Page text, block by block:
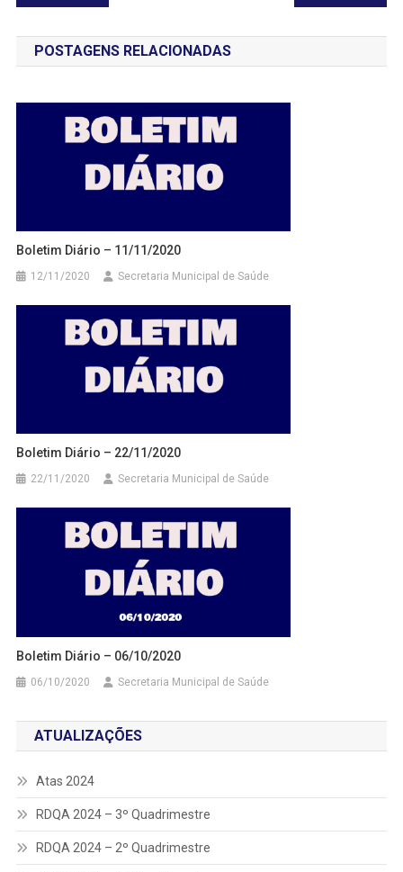
de
Post
POSTAGENS RELACIONADAS
Boletim Diário – 11/11/2020
12/11/2020 Secretaria Municipal de Saúde
Boletim Diário – 22/11/2020
22/11/2020 Secretaria Municipal de Saúde
Boletim Diário – 06/10/2020
06/10/2020 Secretaria Municipal de Saúde
ATUALIZAÇÕES
Atas 2024
RDQA 2024 – 3º Quadrimestre
RDQA 2024 – 2º Quadrimestre